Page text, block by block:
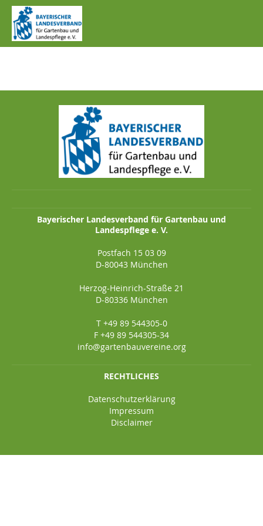
IMG_1039.JPG
Bayerischer Landesverband für Gartenbau und
Landespflege e. V.
Postfach 15 03 09
D-80043 München
Herzog-Heinrich-Straße 21
D-80336 München
T +49 89 544305-0
F +49 89 544305-34
info@gartenbauvereine.org
RECHTLICHES
Datenschutzerklärung
Impressum
Disclaimer